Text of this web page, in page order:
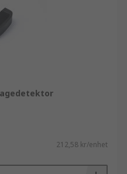
212,58 kr/enhet